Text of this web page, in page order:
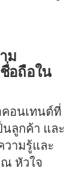
ม
อถือใน
อนเทนต์ที่
นลูกค้า และ
ามรู้และ
หัวใจ